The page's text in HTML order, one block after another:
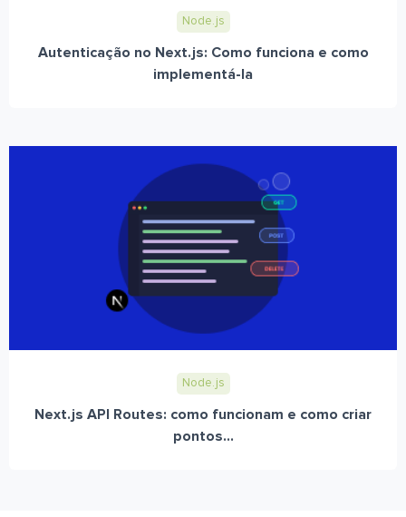
Node.js
Autenticação no Next.js: Como funciona e como
implementá-la
Node.js
Next.js API Routes: como funcionam e como criar
pontos...